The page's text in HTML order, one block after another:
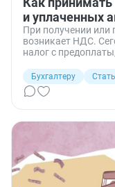
и уплаченных
При получении или
возникает НДС.
налог с
операции в книге
Бухгалтеру